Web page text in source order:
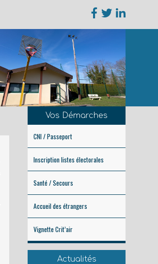
Vos Démarches
CNI / Passeport
Inscription listes électorales
Santé / Secours
Accueil des étrangers
Vignette Crit’air
Actualités